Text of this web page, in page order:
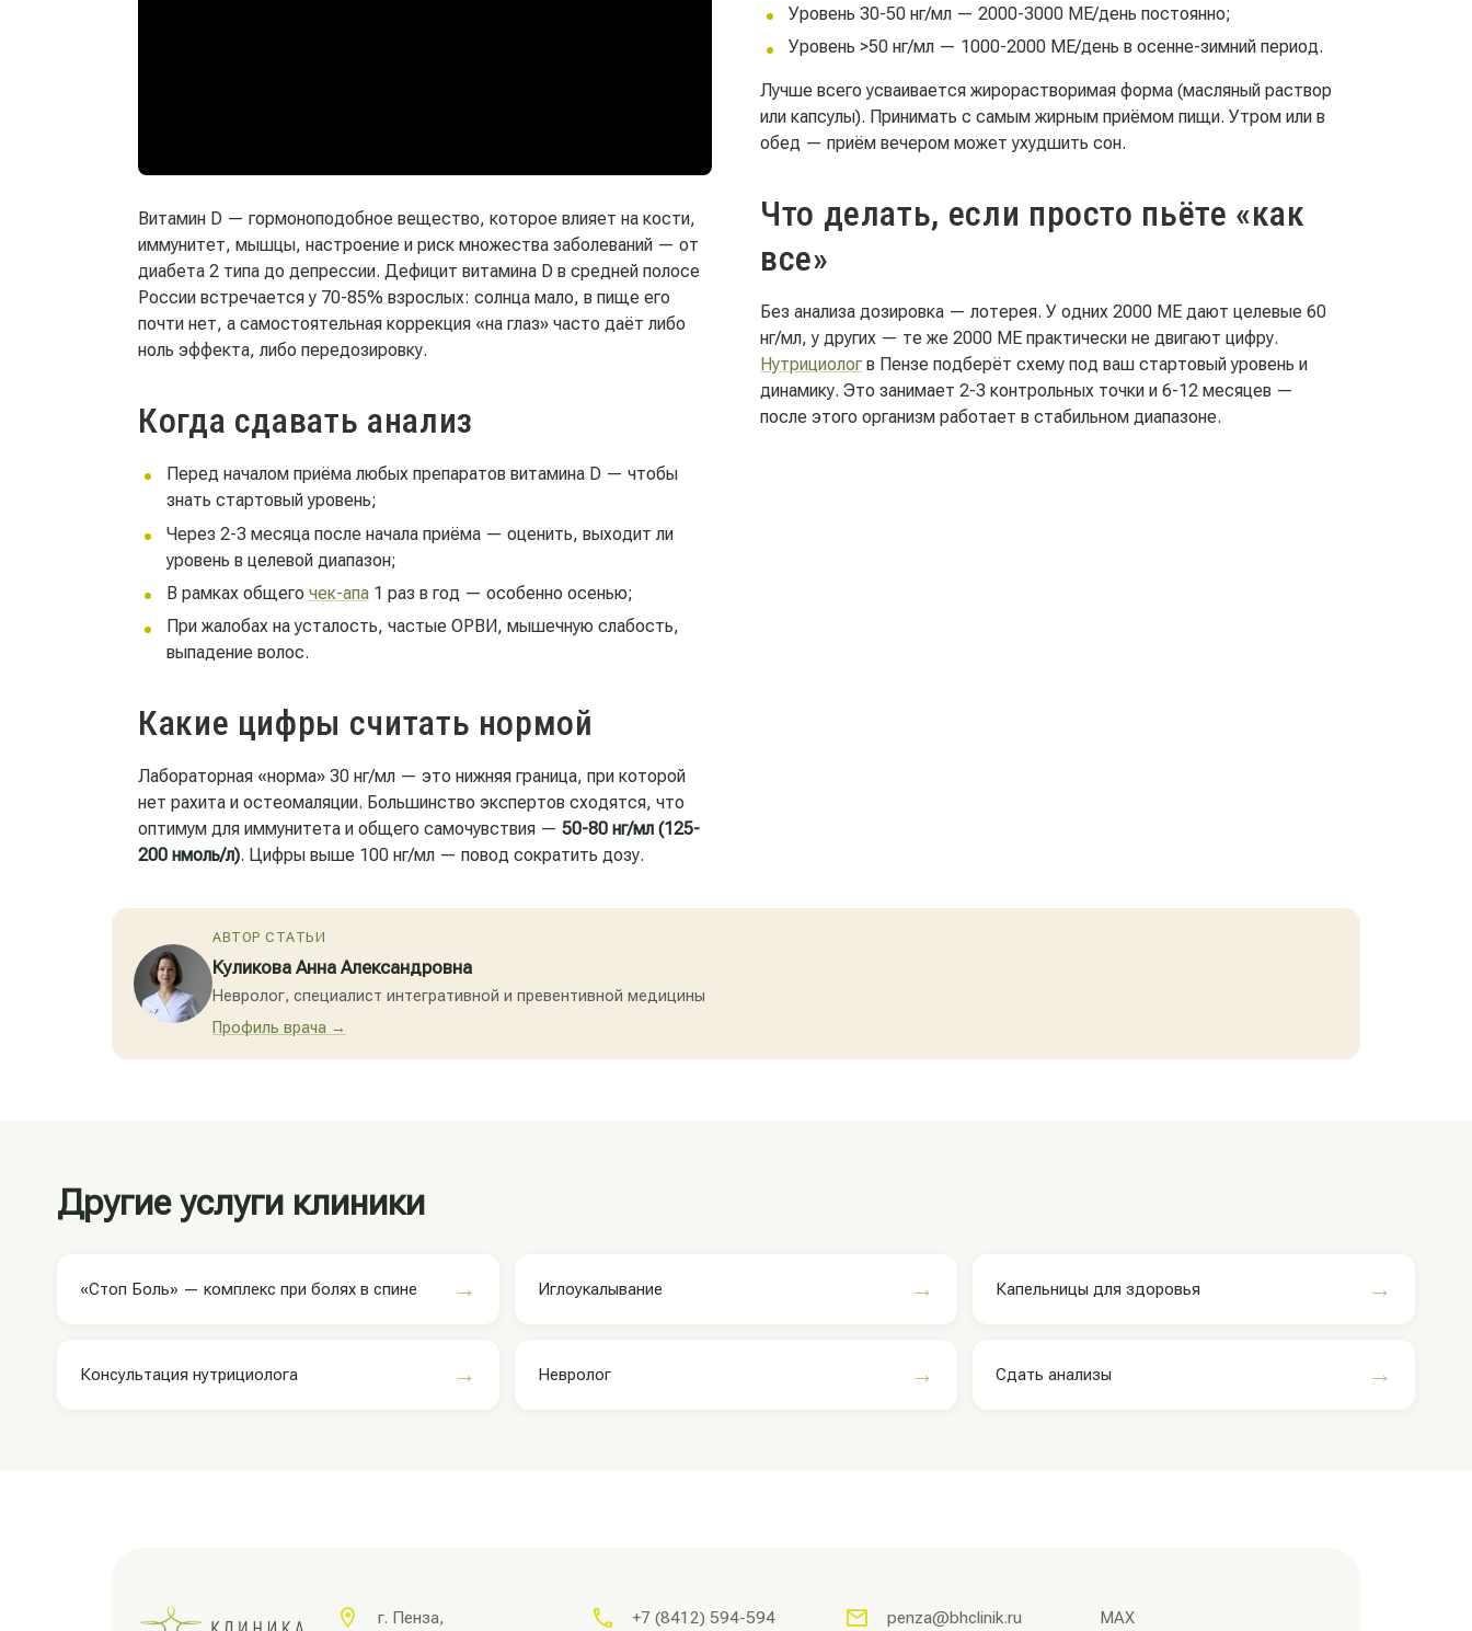
Витамин D — гормоноподобное вещество, которое влияет на кости,
иммунитет, мышцы, настроение и риск множества заболеваний — от
диабета 2 типа до депрессии. Дефицит витамина D в средней полосе
России встречается у 70-85% взрослых: солнца мало, в пище его
почти нет, а самостоятельная коррекция «на глаз» часто даёт либо
ноль эффекта, либо передозировку.
Когда сдавать анализ
Перед началом приёма любых препаратов витамина D — чтобы
знать стартовый уровень;
Через 2-3 месяца после начала приёма — оценить, выходит ли
уровень в целевой диапазон;
В рамках общего чек-апа1 раз в год — особенно осенью;
При жалобах на усталость, частые ОРВИ, мышечную слабость,
выпадение волос.
Какие цифры считать нормой
Лабораторная «норма» 30 нг/мл — это нижняя граница, при которой
нет рахита и остеомаляции. Большинство экспертов сходятся, что
оптимум для иммунитета и общего самочувствия — 50-80 нг/мл (125-
200 нмоль/л). Цифры выше 100 нг/мл — повод сократить дозу.
Уровень 30-50 нг/мл — 2000-3000 МЕ/день постоянно;
Уровень >50 нг/мл — 1000-2000 МЕ/день в осенне-зимний период.
Лучше всего усваивается жирорастворимая форма (масляный раствор
или капсулы). Принимать с самым жирным приёмом пищи. Утром или в
обед — приём вечером может ухудшить сон.
Что делать, если просто пьёте «как
все»
Без анализа дозировка — лотерея. У одних 2000 МЕ дают целевые 60
нг/мл, у других — те же 2000 МЕ практически не двигают цифру.
Нутрициолог в Пензе подберёт схему под ваш стартовый уровень и
динамику. Это занимает 2-3 контрольных точки и 6-12 месяцев —
после этого организм работает в стабильном диапазоне.
АВТОР СТАТЬИ
Куликова Анна Александровна
Невролог, специалист интегративной и превентивной медицины
Профиль врача →
Другие услуги клиники
«Стоп Боль» — комплекс при болях в спине → Иглоукалывание → Капельницы для здоровья →
Консультация нутрициолога → Невролог → Сдать анализы →
г. Пенза, +7 (8412) 594-594 penza@bhclinik.ru MAX